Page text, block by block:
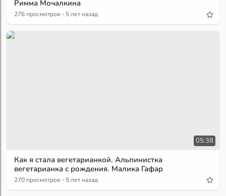
Римма Мочалкина
276 просмотров · 5 лет назад
05:38
Как я стала вегетарианкой. Альпинистка
вегетарианка с рождения. Малика Гафар
270 просмотров · 5 лет назад